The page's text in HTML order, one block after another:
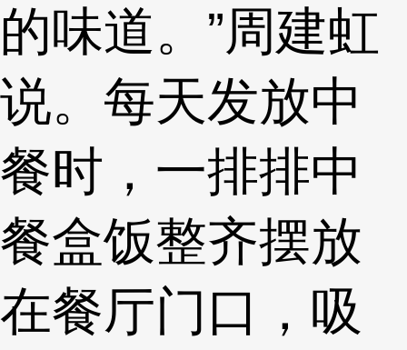
的味道。”周建虹
说。每天发放中
餐时，一排排中
餐盒饭整齐摆放
在餐厅门口，吸